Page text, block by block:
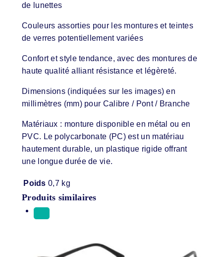
de lunettes
Couleurs assorties pour les montures et teintes
de verres potentiellement variées
Confort et style tendance, avec des montures de
haute qualité alliant résistance et légèreté.
Dimensions (indiquées sur les images) en
millimètres (mm) pour Calibre / Pont / Branche
Matériaux : monture disponible en métal ou en
PVC. Le polycarbonate (PC) est un matériau
hautement durable, un plastique rigide offrant
une longue durée de vie.
Poids 0,7 kg
Produits similaires